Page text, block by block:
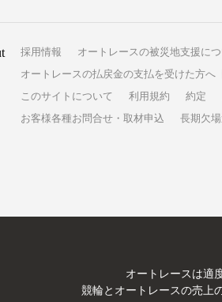
採用情報 オートレースの被災地支援に
オートレースの払戻金の支払を受けた方へ
このサイトについて
利用規約 約定
お客様各種お問合せ・取材申込
長期欠
オートレースは適
競輪とオートレースの売上